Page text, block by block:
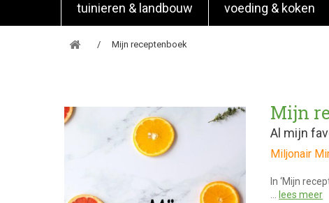
tuinieren & landbouw voeding & koken
Mijn receptenboek
Mijn
Al mijn
Miljonair
In ‘Mijn
lees meer